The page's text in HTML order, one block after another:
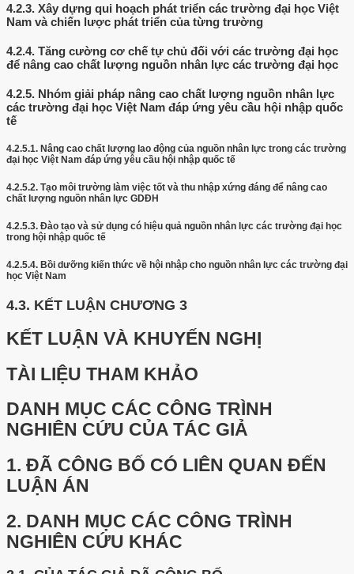
4.2.3. Xây dựng qui hoạch phát triển các trường đại học Việt
Nam và chiến lược phát triển của từng trường
4.2.4. Tăng cường cơ chế tự chủ đối với các trường đại học
để nâng cao chất lượng nguồn nhân lực các trường đại học
4.2.5. Nhóm giải pháp nâng cao chất lượng nguồn nhân lực
các trường đại học Việt Nam đáp ứng yêu cầu hội nhập quốc
tế
4.2.5.1. Nâng cao chất lượng lao động của nguồn nhân lực trong các trường
đại học Việt Nam đáp ứng yêu cầu hội nhập quốc tế
4.2.5.2. Tạo môi trường làm việc tốt và thu nhập xứng đáng để nâng cao
chất lượng nguồn nhân lực GDĐH
4.2.5.3. Đào tạo và sử dụng có hiệu quả nguồn nhân lực các trường đại học
trong hội nhập quốc tế
4.2.5.4. Bồi dưỡng kiến thức về hội nhập cho nguồn nhân lực các trường đại
học Việt Nam
4.3. KẾT LUẬN CHƯƠNG 3
KẾT LUẬN VÀ KHUYẾN NGHỊ
TÀI LIỆU THAM KHẢO
DANH MỤC CÁC CÔNG TRÌNH
NGHIÊN CỨU CỦA TÁC GIẢ
1. ĐÃ CÔNG BỐ CÓ LIÊN QUAN ĐẾN
LUẬN ÁN
2. DANH MỤC CÁC CÔNG TRÌNH
NGHIÊN CỨU KHÁC